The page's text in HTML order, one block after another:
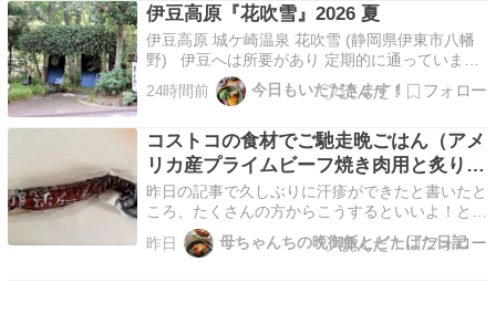
ックスして調子が良い時です じいさんは人が沢
山いる…
伊豆高原『花吹雪』2026 夏
伊豆高原 城ケ崎温泉 花吹雪 (静岡県伊東市八幡
野) 伊豆へは所要があり 定期的に通っています
が、 今回は一年ぶりに 「花吹雪」に宿泊するこ
とに。 『花吹雪』は、 伊豆高原の5000坪の森の
客室が点在しています。 ウ…
24時間前 今日もいただきます！
コストコの食材でご馳走晩ごはん（アメ
リカ産プライムビーフ焼き肉用と炙りタ
コを使って）
昨日の記事で久しぶりに汗疹ができたと書いたと
ころ、たくさんの方からこうするといいよ！とコ
メントをいただきました。ありがとうございま
す！肌着を着てからその上からブラをする、シー
昨日 母ちゃんちの晩御飯とどたばた日記